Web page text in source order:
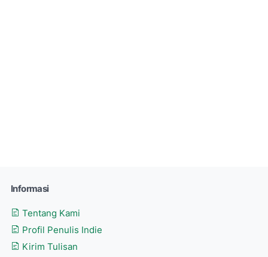
Informasi
Tentang Kami
Profil Penulis Indie
Kirim Tulisan